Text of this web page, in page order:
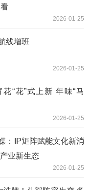
2026-01-25
线增班
2026-01-25
花“花”式上新 年味“马
2026-01-25
：IP矩阵赋能文化新消
业新生态
2026-01-25